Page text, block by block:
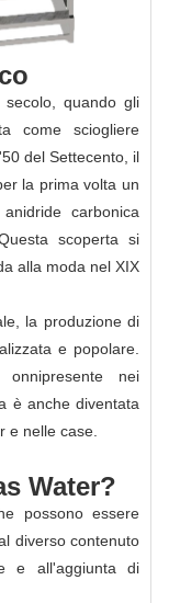
quando gli
come sciogliere
del Settecento, il
la prima volta un
carbonica
scoperta si
alla moda nel XIX
la produzione di
e popolare.
nei
è anche diventata
e nelle case.
Water?
possono essere
diverso contenuto
e all'aggiunta di